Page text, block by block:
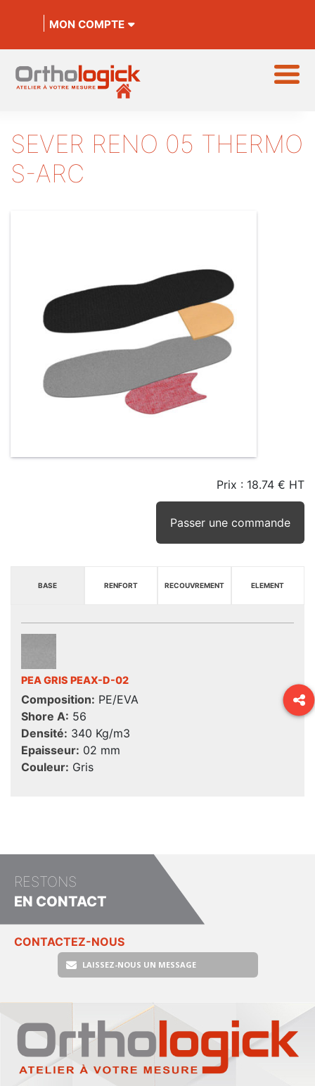
MON COMPTE
SEVER RENO 05 THERMO
S-ARC
STOCK
Prix : 18.74 € HT
Passer une commande
BASE RENFORT RECOUVREMENT ELEMENT
PEA GRIS PEAX-D-02
Composition: PE/EVA
Shore A: 56
Densité: 340 Kg/m3
Epaisseur: 02 mm
Couleur: Gris
RESTONS
EN CONTACT
CONTACTEZ-NOUS
LAISSEZ-NOUS UN MESSAGE